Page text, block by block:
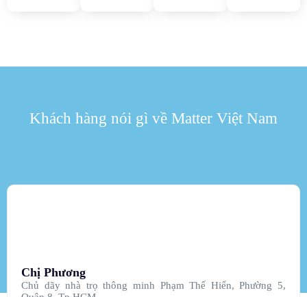
Khách hàng nói gì về Matter Việt Nam
Chị Phương
Chủ dãy nhà trọ thông minh Phạm Thế Hiển, Phường 5,